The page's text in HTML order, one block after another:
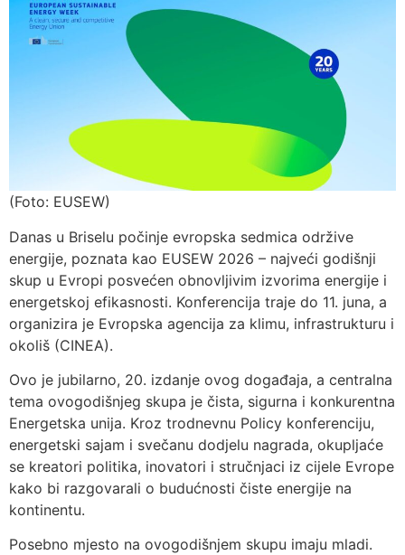
(Foto: EUSEW)
Danas u Briselu počinje evropska sedmica održive
energije, poznata kao EUSEW 2026 – najveći godišnji
skup u Evropi posvećen obnovljivim izvorima energije i
energetskoj efikasnosti. Konferencija traje do 11. juna, a
organizira je Evropska agencija za klimu, infrastrukturu i
okoliš (CINEA).
Ovo je jubilarno, 20. izdanje ovog događaja, a centralna
tema ovogodišnjeg skupa je čista, sigurna i konkurentna
Energetska unija. Kroz trodnevnu Policy konferenciju,
energetski sajam i svečanu dodjelu nagrada, okupljaće
se kreatori politika, inovatori i stručnjaci iz cijele Evrope
kako bi razgovarali o budućnosti čiste energije na
kontinentu.
Posebno mjesto na ovogodišnjem skupu imaju mladi.